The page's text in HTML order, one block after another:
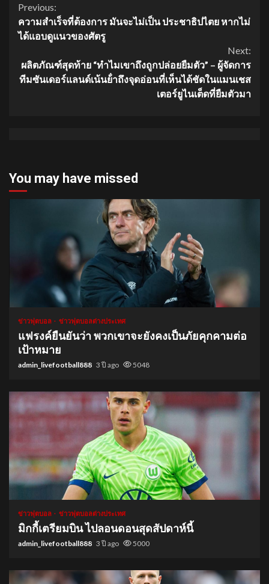
Continue
Reading
Previous:
ความสำเร็จที่ต้องการ มันจะไม่เป็น ประชาธิปไตย หากไม่
ได้แอบดูแนวของศัตรู
Next:
ผลิตภัณฑ์สุดท้าย “ทําไมเขาถึงถูกปล่อยยืมตัว” – ผู้จัดการ
ทีมซันเดอร์แลนด์เน้นย้ําถึงจุดอ่อนที่เห็นได้ชัดในแมนเชส
เตอร์ยูไนเต็ดที่ยืมตัวมา
You may have missed
1 min read
ข่าวฟุตบอล ข่าวฟุตบอลต่างประเทศ
แฟรงค์ยืนยันว่า พวกเขาจะยังคงเป็นภัยคุกคามต่อ
เป้าหมาย
admin_livefootball888 3 ปี ago 5048
1 min read
ข่าวฟุตบอล ข่าวฟุตบอลต่างประเทศ
มิกกี้เตรียมบิน ไปลอนดอนสุดสัปดาห์นี้
admin_livefootball888 3 ปี ago 5000